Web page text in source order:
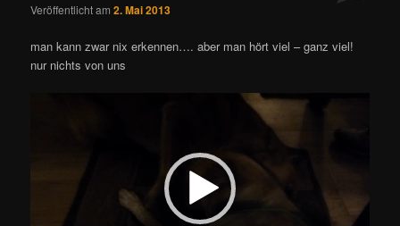
Veröffentlicht am2. Mai 2013
man kann zwar nix erkennen…. aber man hört viel – ganz viel!
nur nichts von uns